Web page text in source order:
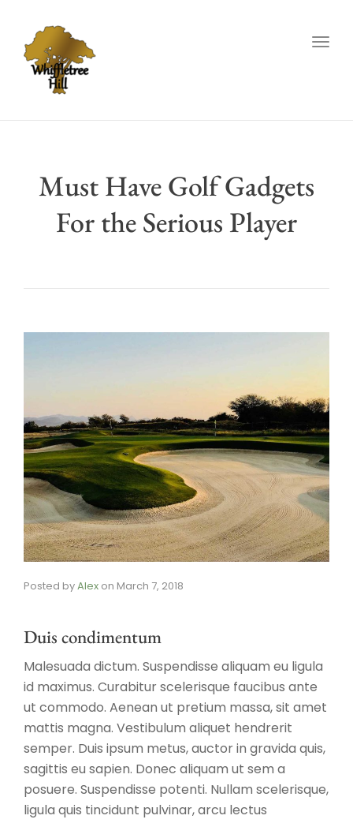
Must Have Golf Gadgets
For the Serious Player
Posted byAlex on March 7, 2018
Duis condimentum
Malesuada dictum. Suspendisse aliquam eu ligula
id maximus. Curabitur scelerisque faucibus ante
ut commodo. Aenean ut pretium massa, sit amet
mattis magna. Vestibulum aliquet hendrerit
semper. Duis ipsum metus, auctor in gravida quis,
sagittis eu sapien. Donec aliquam ut sem a
posuere. Suspendisse potenti. Nullam scelerisque,
ligula quis tincidunt pulvinar, arcu lectus